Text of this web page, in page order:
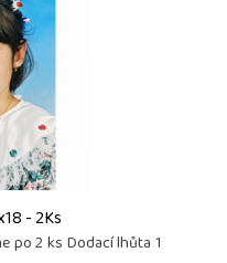
- 2Ks
po 2 ks Dodací lhůta 1